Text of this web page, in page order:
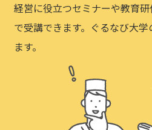
経営に役立つセミナーや教育
で受講できます。ぐるなび大
ます。